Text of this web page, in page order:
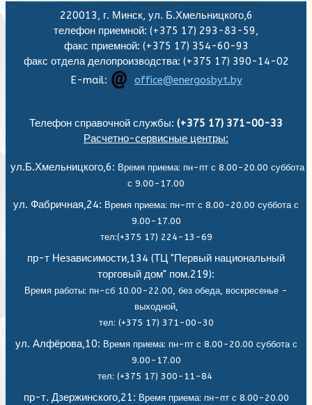
220013, г. Минск, ул. Б.Хмельницкого,6
телефон приемной: (+375 17) 293-83-59,
факс приемной: (+375 17) 354-60-93
факс отдела делопроизводства: (+375 17) 390-14-02
E-mail:
office@energosbyt.by
Телефон справочной службы: (+375 17) 371-00-33
Расчетно-сервисные центры:
ул.Б.Хмельницкого,6: Время приема: пн-пт с 8.00-20.00 суббота
с 9.00-17.00
ул. Фабричная,24: Время приема: пн-пт с 8.00-20.00 суббота с
9.00-17.00
тел:(+375 17) 224-13-69
пр-т Независимости,134 (ТЦ "Первый национальный
торговый дом" пом.219):
Время работы: пн-сб 10.00-22.00, без обеда, воскресенье -
выходной,
тел: (+375 17) 371-00-30
ул. Алфёрова,10: Время приема: пн-пт с 8.00-20.00 суббота с
9.00-17.00
тел: (+375 17) 300-11-84
пр-т. Дзержинского,21: Время приема: пн-пт с 8.00-20.00